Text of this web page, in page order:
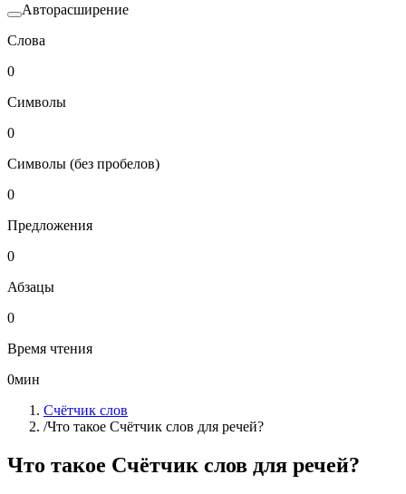
Авторасширение
Слова
0
Символы
0
Символы (без пробелов)
0
Предложения
0
Абзацы
0
Время чтения
0мин
Счётчик слов
/Что такое Счётчик слов для речей?
Что такое Счётчик слов для речей?